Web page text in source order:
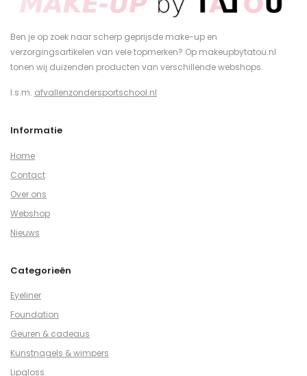
Ben je op zoek naar scherp geprijsde make-up en
verzorgingsartikelen van vele topmerken? Op makeupbytatou.nl
tonen wij duizenden producten van verschillende webshops.
I.s.m. afvallenzondersportschool.nl
Informatie
Home
Contact
Over ons
Webshop
Nieuws
Categorieën
Eyeliner
Foundation
Geuren & cadeaus
Kunstnagels & wimpers
Lipgloss